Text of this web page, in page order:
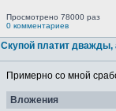
Просмотрено 78000 раз
0 комментариев
Скупой платит
Примерно со мной
Вложения